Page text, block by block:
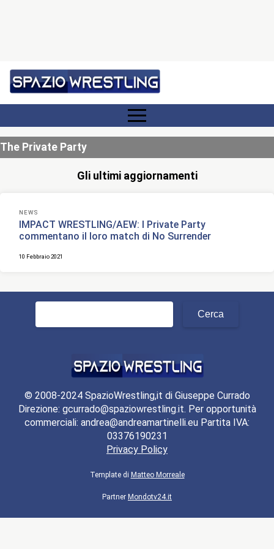
The Private Party
Gli ultimi aggiornamenti
NEWS
IMPACT WRESTLING/AEW: I Private Party
commentano il loro match di No Surrender
10 Febbraio 2021
Ricerca
© 2008-2024 SpazioWrestling,it di Giuseppe Currado
Direzione: gcurrado@spaziowrestling.it. Per opportunità
commerciali: andrea@andreamartinelli.eu Partita IVA:
03376190231
Privacy Policy
Template di Matteo Morreale
Partner Mondotv24.it